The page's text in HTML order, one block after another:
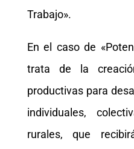
Trabajo».
En el caso de
trata de la
productivas para
individuales,
rurales, que